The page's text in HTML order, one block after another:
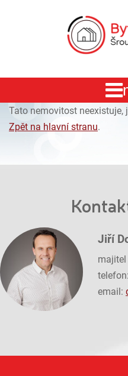
Tato nemovitost neexistuje,
Zpět na hlavní stranu.
Jiří
telefon:
email: